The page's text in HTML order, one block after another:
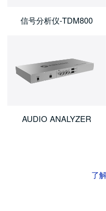
信号分析仪-TDM800
AUDIO ANALYZER
了